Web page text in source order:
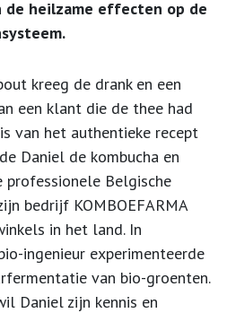
de heilzame effecten op de
kreeg de drank en een
een klant die de thee had
van het authentieke recept
Daniel de kombucha en
professionele Belgische
bedrijf KOMBOEFARMA
in het land. In
ingenieur experimenteerde
van bio-groenten.
Daniel zijn kennis en